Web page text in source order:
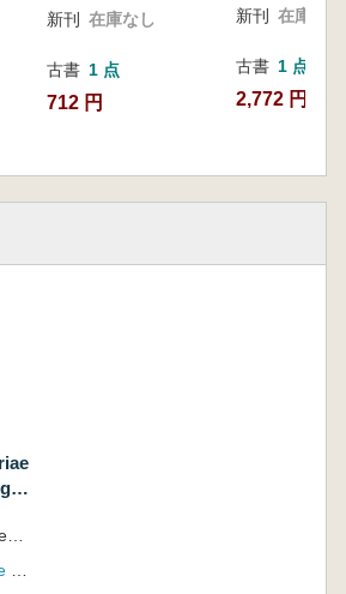
新刊 在庫なし
古書 1 点
712 円
新刊 在庫なし
古書 1 点
2,772 円